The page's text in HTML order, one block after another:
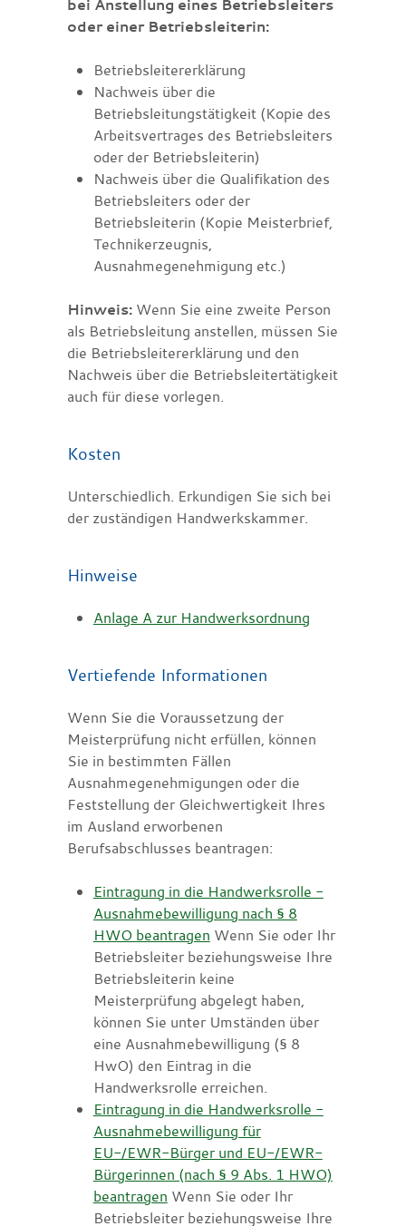
bei Anstellung eines Betriebsleiters
oder einer Betriebsleiterin:
Betriebsleitererklärung
Nachweis über die
Betriebsleitungstätigkeit (Kopie des
Arbeitsvertrages des Betriebsleiters
oder der Betriebsleiterin)
Nachweis über die Qualifikation des
Betriebsleiters oder der
Betriebsleiterin (Kopie Meisterbrief,
Technikerzeugnis,
Ausnahmegenehmigung etc.)
Hinweis: Wenn Sie eine zweite Person
als Betriebsleitung anstellen, müssen Sie
die Betriebsleitererklärung und den
Nachweis über die Betriebsleitertätigkeit
auch für diese vorlegen.
Kosten
Unterschiedlich. Erkundigen Sie sich bei
der zuständigen Handwerkskammer.
Hinweise
Anlage A zur Handwerksordnung
Vertiefende Informationen
Wenn Sie die Voraussetzung der
Meisterprüfung nicht erfüllen, können
Sie in bestimmten Fällen
Ausnahmegenehmigungen oder die
Feststellung der Gleichwertigkeit Ihres
im Ausland erworbenen
Berufsabschlusses beantragen:
Eintragung in die Handwerksrolle -
Ausnahmebewilligung nach § 8
HWO beantragen Wenn Sie oder Ihr
Betriebsleiter beziehungsweise Ihre
Betriebsleiterin keine
Meisterprüfung abgelegt haben,
können Sie unter Umständen über
eine Ausnahmebewilligung (§ 8
HwO) den Eintrag in die
Handwerksrolle erreichen.
Eintragung in die Handwerksrolle -
Ausnahmebewilligung für
EU-/EWR-Bürger und EU-/EWR-
Bürgerinnen (nach § 9 Abs. 1 HWO)
beantragen Wenn Sie oder Ihr
Betriebsleiter beziehungsweise Ihre